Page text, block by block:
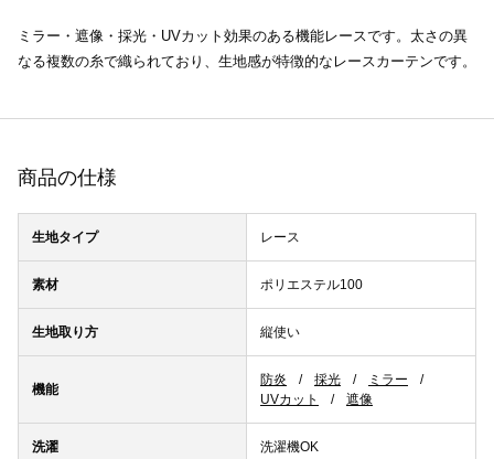
ミラー・遮像・採光・UVカット効果のある機能レースです。太さの異
なる複数の糸で織られており、生地感が特徴的なレースカーテンです。
商品の仕様
生地タイプ レース
素材 ポリエステル100
生地取り方 縦使い
機能
防炎 採光
ミラー
UVカット
遮像
洗濯 洗濯機OK